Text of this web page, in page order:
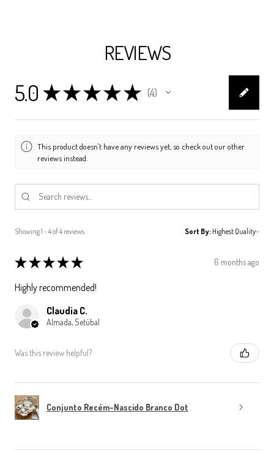
REVIEWS
5.0 ★★★★★ 4
4
This product doesn't have any reviews yet, so check out our other
reviews instead.
Showing 1 - 4 of 4 reviews. Sort By:
★★★★★ 6 months ago
Highly recommended!
Claudia C.
Almada, Setúbal
Was this review helpful?
Conjunto Recém-Nascido Branco Dot